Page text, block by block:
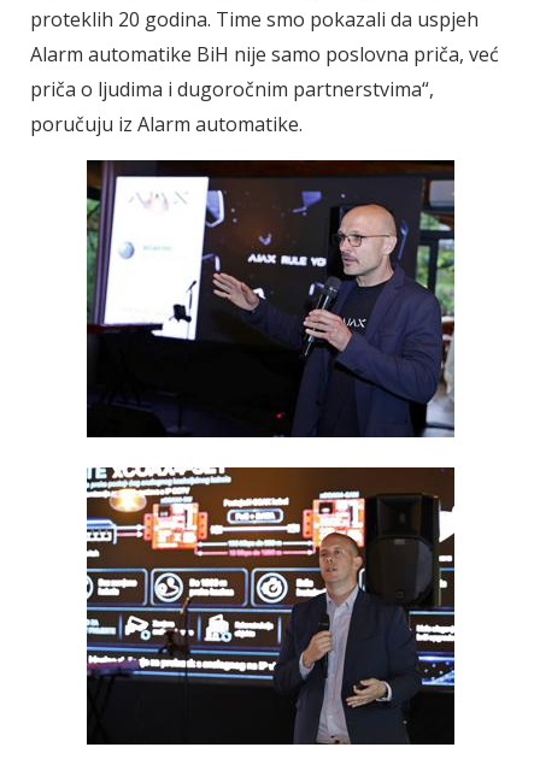
proteklih 20 godina. Time smo pokazali da uspjeh
Alarm automatike BiH nije samo poslovna priča, već
priča o ljudima i dugoročnim partnerstvima“,
poručuju iz Alarm automatike.